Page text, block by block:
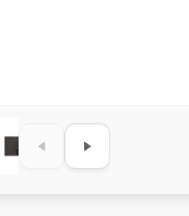
Варочная